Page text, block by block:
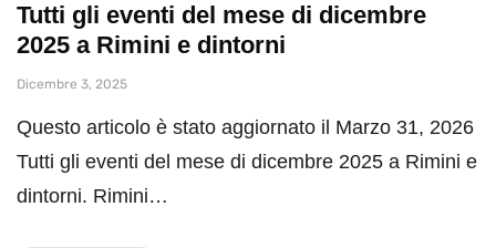
Tutti gli eventi del mese di dicembre
2025 a Rimini e dintorni
Dicembre 3, 2025
Questo articolo è stato aggiornato il Marzo 31, 2026
Tutti gli eventi del mese di dicembre 2025 a Rimini e
dintorni. Rimini…